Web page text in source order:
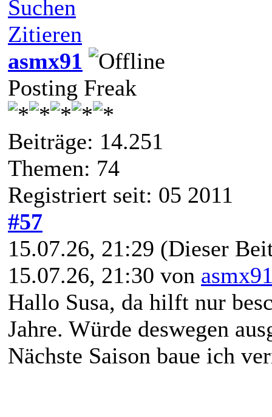
Suchen
Zitieren
asmx91
Posting Freak
Beiträge: 14.251
Themen: 74
Registriert seit: 05 2011
#57
15.07.26, 21:29 (Dieser
15.07.26, 21:30 von
Hallo Susa, da hilft nur
Jahre. Würde deswegen
Nächste Saison baue ich